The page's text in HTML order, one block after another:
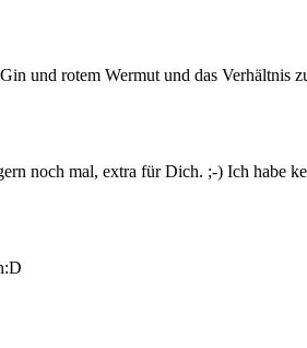
und rotem Wermut und das Verhältnis
noch mal, extra für Dich. ;-) Ich habe